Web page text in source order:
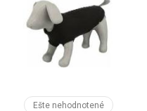
Ešte nehodnotené